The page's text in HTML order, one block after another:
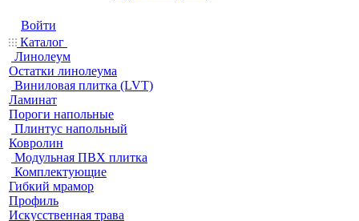
Войти
Каталог
Линолеум
Остатки линолеума
Виниловая плитка (LVT)
Ламинат
Пороги напольные
Плинтус напольный
Ковролин
Модульная ПВХ плитка
Комплектующие
Гибкий мрамор
Профиль
Искусственная трава